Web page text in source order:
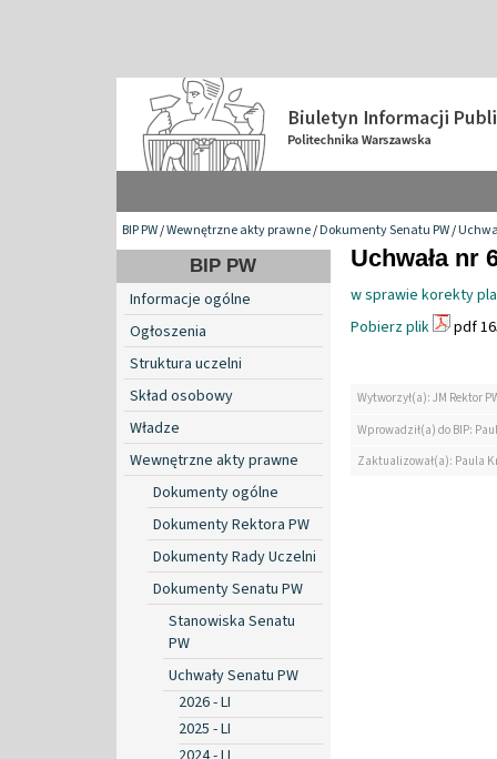
BIP PW/Wewnętrzne akty prawne/Dokumenty Senatu PW/
BIP PW
Informacje ogólne
Ogłoszenia
Struktura uczelni
Skład osobowy
Władze
Wewnętrzne akty prawne
Dokumenty ogólne
Dokumenty Rektora PW
Dokumenty Rady Uczelni
Dokumenty Senatu PW
Stanowiska Senatu
PW
Uchwały Senatu PW
2026 - LI
2025 - LI
Uchwała nr
w sprawie korekty
Pobierz plik
pdf
Wytworzył(a): JM Rektor
Wprowadził(a) do BIP:
Zaktualizował(a): Paula